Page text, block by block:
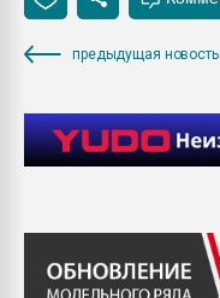
предыдущая новость